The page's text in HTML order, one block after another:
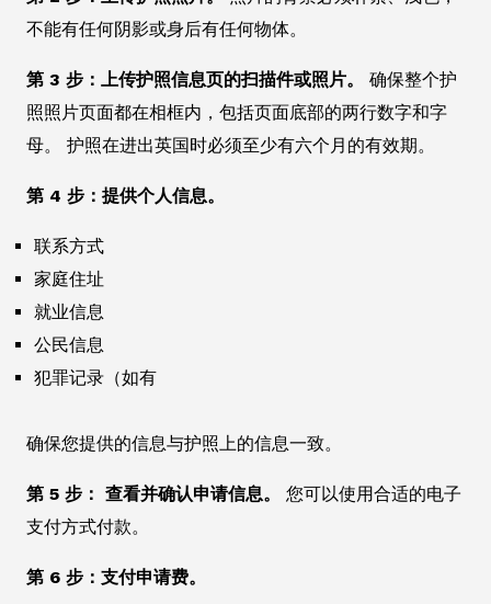
不能有任何阴影或身后有任何物体。
第 3 步：上传护照信息页的扫描件或照片。 确保整个护
照照片页面都在相框内，包括页面底部的两行数字和字
母。 护照在进出英国时必须至少有六个月的有效期。
第 4 步：提供个人信息。
联系方式
家庭住址
就业信息
公民信息
犯罪记录（如有
确保您提供的信息与护照上的信息一致。
第 5 步： 查看并确认申请信息。
您可以使用合适的电子
支付方式付款。
第 6 步：支付申请费。